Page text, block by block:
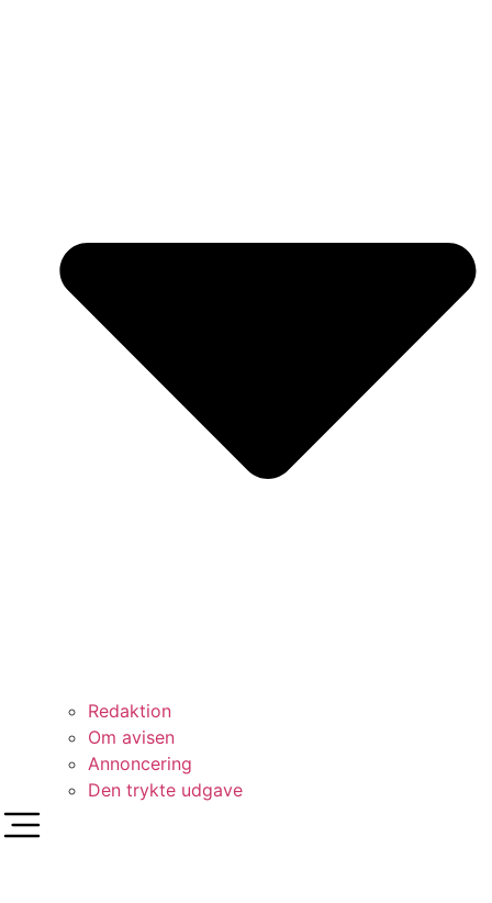
Redaktion
Om avisen
Annoncering
Den trykte udgave